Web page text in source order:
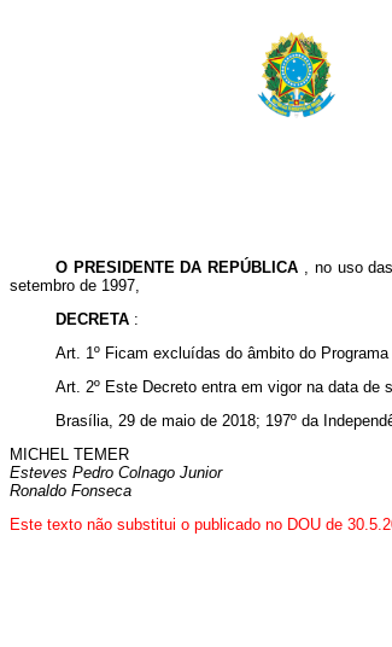
O PRESIDENTE DA REPÚBLICA , no uso
setembro de 1997,
DECRETA :
Art. 1º Ficam excluídas do âmbito do
Art. 2º Este Decreto entra em vigor na data de
Brasília, 29 de maio de 2018; 197º da
MICHEL TEMER
Esteves Pedro Colnago Junior
Ronaldo Fonseca
Este texto não substitui o publicado no DOU de